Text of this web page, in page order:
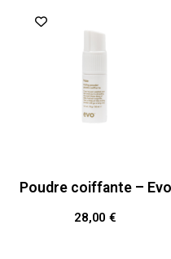
Poudre coiffante – Evo
28,00 €